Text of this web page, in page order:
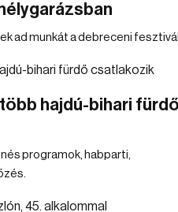
ad munkát a debreceni
hajdú-bihari
programok, habparti,